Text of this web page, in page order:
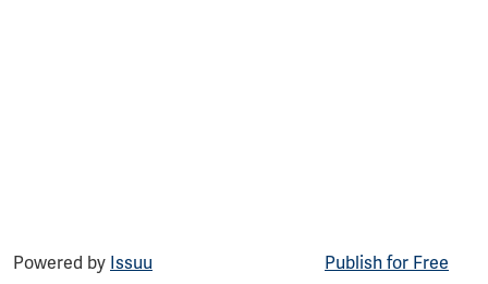
Powered by Issuu Publish for Free